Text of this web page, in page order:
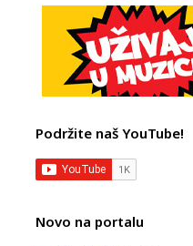
Podržite naš YouTube!
Novo na portalu